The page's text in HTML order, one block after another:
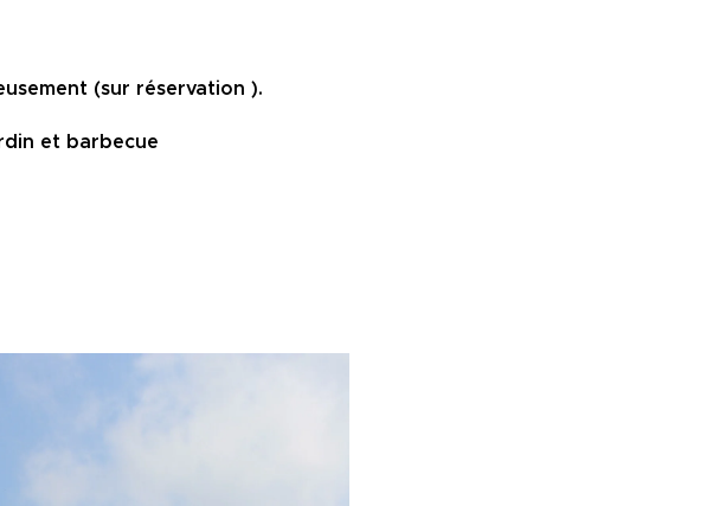
(sur réservation ).
et barbecue